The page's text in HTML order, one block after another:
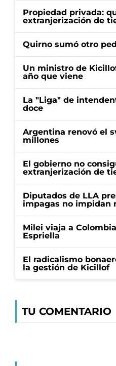
Propiedad privada:
extranjerización de
Quirno sumó otro
Un ministro de
año que viene
La "Liga" de
doce
Argentina renovó el
millones
El gobierno no
extranjerización de
Diputados de LLA
impagas no impidan
Milei viaja a
Espriella
El radicalismo
la gestión de Kicillof
TU COMENTARIO